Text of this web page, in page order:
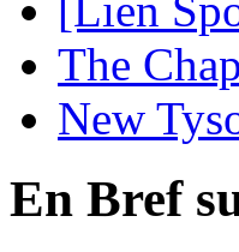
[Lien
The
New
En Bref